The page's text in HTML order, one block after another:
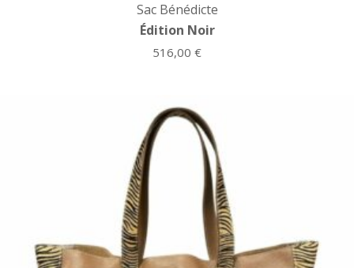
Sac Bénédicte
Édition Noir
516,00 €